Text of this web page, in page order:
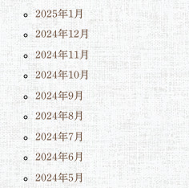
2025年1月
2024年12月
2024年11月
2024年10月
2024年9月
2024年8月
2024年7月
2024年6月
2024年5月